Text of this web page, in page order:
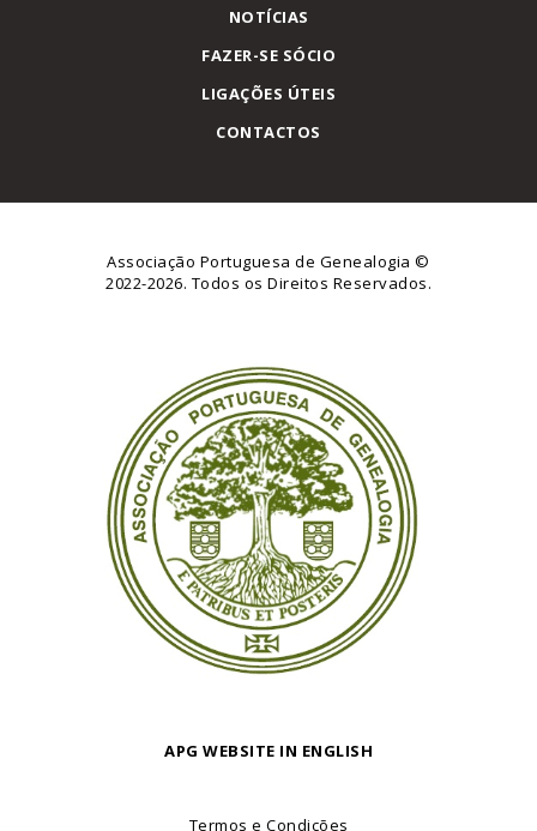
NOTÍCIAS
FAZER-SE SÓCIO
LIGAÇÕES ÚTEIS
CONTACTOS
Associação Portuguesa de Genealogia©
2022-2026. Todos os Direitos Reservados.
APG WEBSITE IN ENGLISH
Termos e Condições